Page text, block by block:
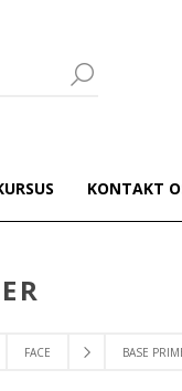
KONTAKT
FACE BASE